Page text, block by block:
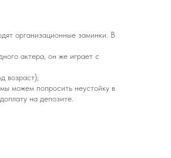
организационные заминки. В
актера, он же играет с
возраст);
можем попросить неустойку в
на депозите.